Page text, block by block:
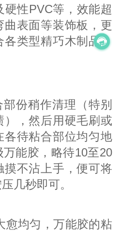
硬性PVC等，效能超
曲表面等装饰板，更
各类型精巧木制品，
份稍作清理（特别
），然后用硬毛刷或
各待粘合部位均匀地
能胶，略待10至20
摸不沾上手，便可将
几秒即可。
均匀，万能胶的粘